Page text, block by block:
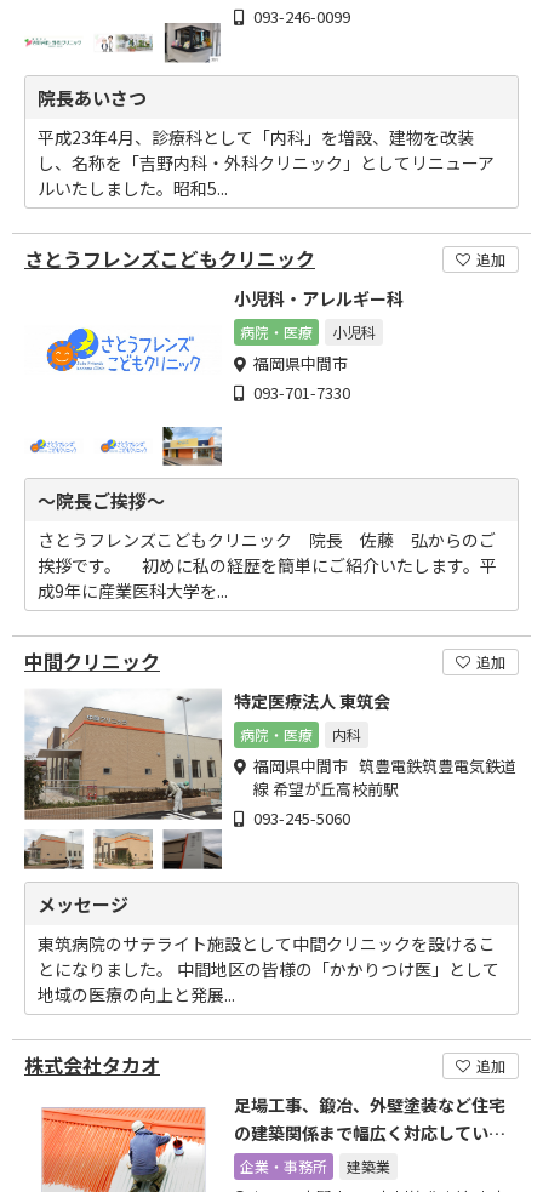
093-246-0099
院長あいさつ
平成23年4月、診療科として「内科」を増設、建物を改装
し、名称を「吉野内科・外科クリニック」としてリニューア
ルいたしました。昭和5...
さとうフレンズこどもクリニック 追加
小児科・アレルギー科
病院・医療 小児科
福岡県中間市
093-701-7330
～院長ご挨拶～
さとうフレンズこどもクリニック 院長 佐藤 弘からのご
挨拶です。 初めに私の経歴を簡単にご紹介いたします。平
成9年に産業医科大学を...
中間クリニック 追加
特定医療法人 東筑会
病院・医療 内科
福岡県中間市 筑豊電鉄筑豊電気鉄道
線 希望が丘高校前駅
093-245-5060
メッセージ
東筑病院のサテライト施設として中間クリニックを設けるこ
とになりました。 中間地区の皆様の「かかりつけ医」として
地域の医療の向上と発展...
株式会社タカオ 追加
足場工事、鍛冶、外壁塗装など住宅
の建築関係まで幅広く対応していま
す企業・事務所 建築業